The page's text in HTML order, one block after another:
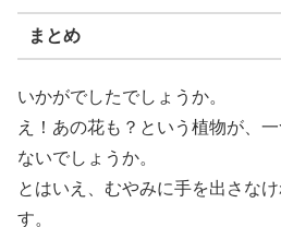
まとめ
いかがでしたでしょうか。
え！あの花も？という植物が、
ないでしょうか。
とはいえ、むやみに手を出さな
す。